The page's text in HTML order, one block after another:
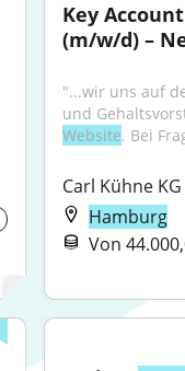
Key Account
(m/w/d) –
"...wir uns auf
Website. Bei
Carl Kühne KG
Hamburg
Von